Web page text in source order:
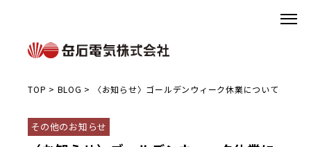
TOP > BLOG > 〈お知らせ〉ゴールデンウィーク休業について
その他のお知らせ